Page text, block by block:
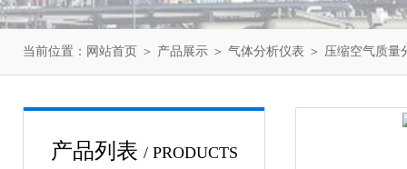
当前位置： 网站首页 ＞ 产品展示 ＞ 气体分析仪表 ＞ 压缩空气质量
产品列表 / PRODUCTS